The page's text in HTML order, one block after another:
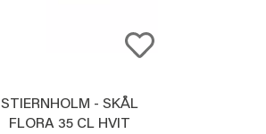
STIERNHOLM - SKÅL
FLORA 35 CL HVIT